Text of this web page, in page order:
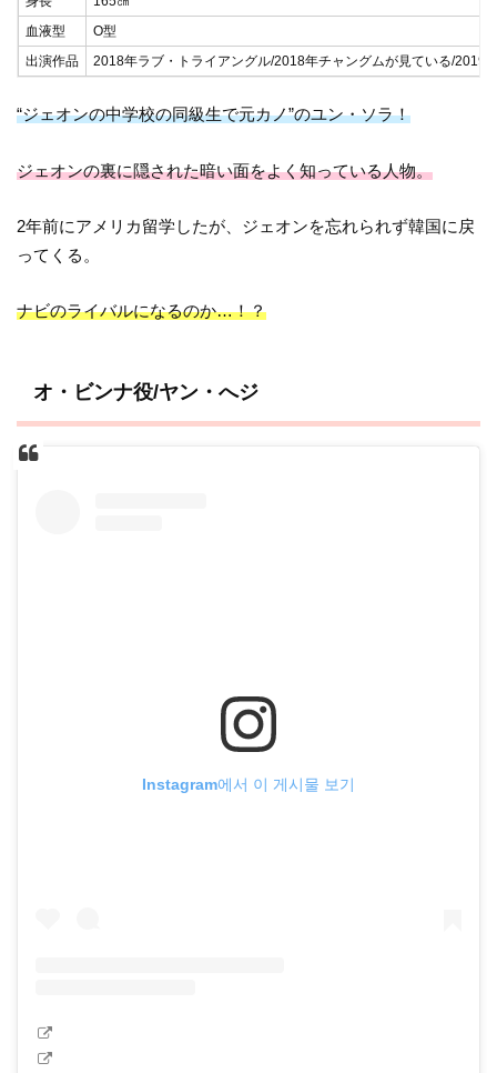
血液型
O型
出演作品
2018年ラブ・トライアングル/2018年チャングムが見ている/2019
“ジェオンの中学校の同級生で元カノ”のユン・ソラ！
ジェオンの裏に隠された暗い面をよく知っている人物。
2年前にアメリカ留学したが、ジェオンを忘れられず韓国に戻
ってくる。
ナビのライバルになるのか…！？
オ・ビンナ役/ヤン・へジ
Instagram에서 이 게시물 보기